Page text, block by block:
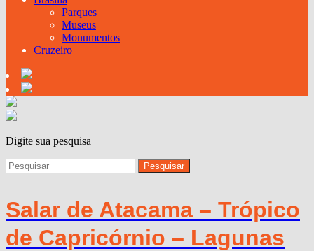
Parques
Museus
Monumentos
Cruzeiro
Digite sua pesquisa
Salar de Atacama – Trópico
de Capricórnio – Lagunas